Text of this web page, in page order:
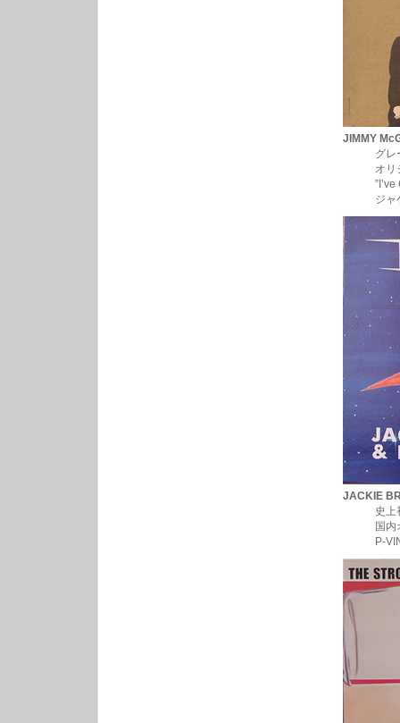
JIMMY
グレート
オリジナル
”I’ve Got A
ジャケット
JACKIE
史上初のリ
国内オンリ
P-VINEは